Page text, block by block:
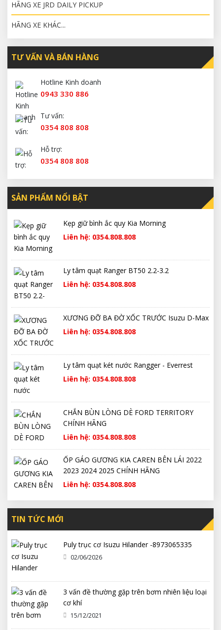
HÃNG XE JRD DAILY PICKUP
HÃNG XE KHÁC...
TƯ VẤN VÀ BÁN HÀNG
Hotline Kinh doanh
0943 330 886
Tư vấn:
0354 808 808
Hỗ trợ:
0354 808 808
SẢN PHẨM NỔI BẬT
Kẹp giữ bình ắc quy Kia Morning
Liên hệ: 0354.808.808
Ly tâm quạt Ranger BT50 2.2-3.2
Liên hệ: 0354.808.808
XƯƠNG ĐỠ BA ĐỜ XỐC TRƯỚC Isuzu D-Max
Liên hệ: 0354.808.808
Ly tâm quạt két nước Rangger - Everrest
Liên hệ: 0354.808.808
CHẮN BÙN LÒNG DÈ FORD TERRITORY
CHÍNH HÃNG
Liên hệ: 0354.808.808
ỐP GÁO GƯƠNG KIA CAREN BÊN LÁI 2022
2023 2024 2025 CHÍNH HÃNG
Liên hệ: 0354.808.808
TIN TỨC MỚI
Puly trục cơ Isuzu Hilander -8973065335
02/06/2026
3 vấn đề thường gặp trên bơm nhiên liệu loại
cơ khí
15/12/2021